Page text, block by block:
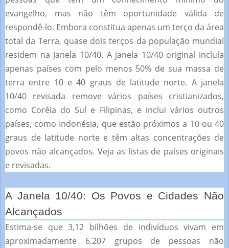
evangelho, mas não têm oportunidade válida de
respondê-lo. Embora constitua apenas um terço da área
total da Terra, quase dois terços da população mundial
residem na Janela 10/40. A janela 10/40 original incluía
apenas países com pelo menos 50% de sua massa de
terra entre 10 e 40 graus de latitude norte. A janela
10/40 revisada remove vários países cristianizados,
como Coréia do Sul e Filipinas, e inclui vários outros
países, como Indonésia, que estão próximos a 10 ou 40
graus de latitude norte e têm altas concentrações de
povos não alcançados. Veja as listas de países originais
e revisadas.
A Janela 10/40: Os Povos e Cidades Não
Alcançados
Estima-se que 3,12 bilhões de indivíduos vivam em
aproximadamente 6.207 grupos de pessoas não